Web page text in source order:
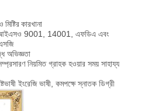
কারখানা
আইএসও 9001, 14001, এফডিএ এবং
অভিজ্ঞতা
নিয়মিত গ্রাহক হওয়ার সময় সাহায্য
ইংরেজি ভাষী, কমপক্ষে স্নাতক ডিগ্রী